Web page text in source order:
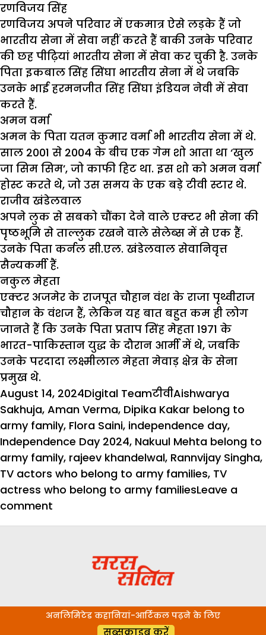
रणविजय सिंह
रणविजय अपने परिवार में एकमात्र ऐसे लड़के हैं जो
भारतीय सेना में सेवा नहीं करते हैं बाकी उनके परिवार
की छह पीढ़ियां भारतीय सेना में सेवा कर चुकी है. उनके
पिता इकबाल सिंह सिंघा भारतीय सेना में थे जबकि
उनके भाई हरमनजीत सिंह सिंघा इंडियन नेवी में सेवा
करते हैं.
अमन वर्मा
अमन के पिता यतन कुमार वर्मा भी भारतीय सेना में थे.
साल 2001 से 2004 के बीच एक गेम शो आता था ‘खुल
जा सिम सिम’, जो काफी हिट था. इस शो को अमन वर्मा
होस्ट करते थे, जो उस समय के एक बड़े टीवी स्टार थे.
राजीव खंडेलवाल
अपने लुक से सबको चौंका देने वाले एक्टर भी सेना की
पृष्ठभूमि से ताल्लुक रखने वाले सेलेब्स में से एक हैं.
उनके पिता कर्नल सी.एल. खंडेलवाल सेवानिवृत्त
सैन्यकर्मी हैं.
नकुल मेहता
एक्टर अजमेर के राजपूत चौहान वंश के राजा पृथ्वीराज
चौहान के वंशज हैं, लेकिन यह बात बहुत कम ही लोग
जानते हैं कि उनके पिता प्रताप सिंह मेहता 1971 के
भारत-पाकिस्तान युद्ध के दौरान आर्मी में थे, जबकि
उनके परदादा लक्ष्मीलाल मेहता मेवाड़ क्षेत्र के सेना
प्रमुख थे.
Posted
on
August 14, 2024Author
Digital TeamCategories
टीवीTags
Aishwarya
Sakhuja, Aman Verma, Dipika Kakar belong to
army family, Flora Saini, independence day,
Independence Day 2024, Nakuul Mehta belong to
army family, rajeev khandelwal, Rannvijay Singha,
TV actors who belong to army families, TV
actress who belong to army familiesLeave a
comment
वर्मा
अनलिमिटेड कहानियां-आर्टिकल पढ़ने के लिए